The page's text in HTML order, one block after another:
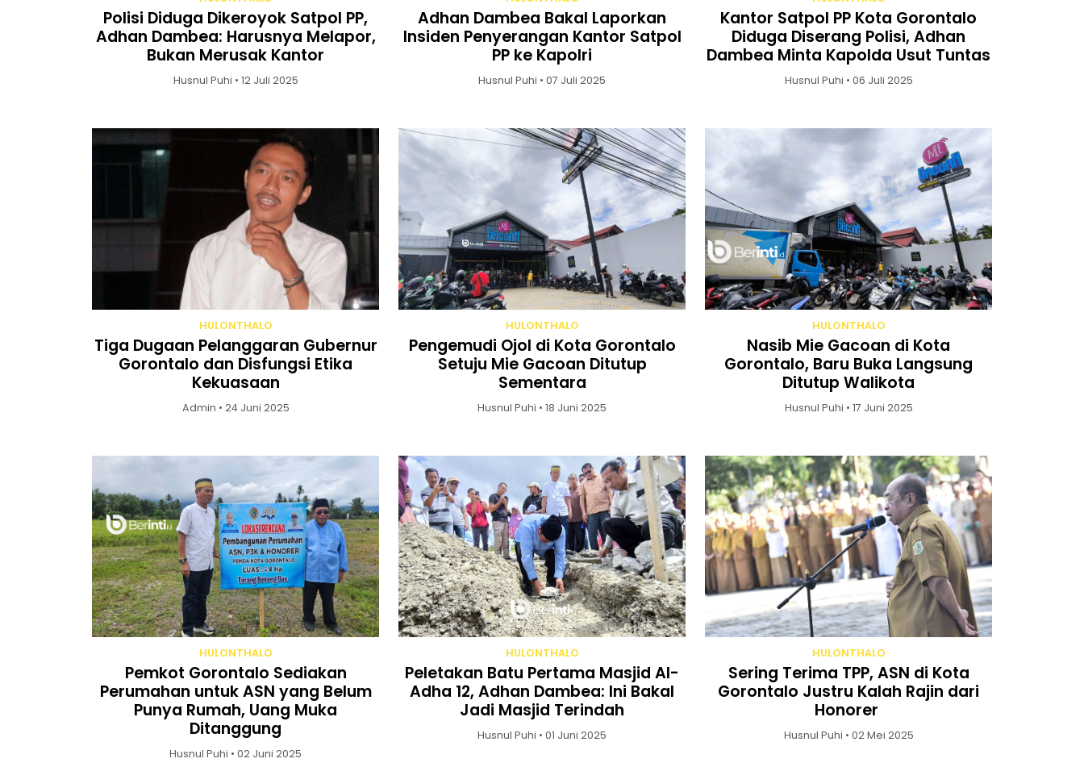
Polisi Diduga Dikeroyok Satpol PP,
Adhan Dambea: Harusnya Melapor,
Bukan Merusak Kantor
Husnul Puhi • 12 Juli 2025
Adhan Dambea Bakal Laporkan
Insiden Penyerangan Kantor Satpol
PP ke Kapolri
Husnul Puhi • 07 Juli 2025
Kantor Satpol PP Kota Gorontalo
Diduga Diserang Polisi, Adhan
Dambea Minta Kapolda Usut Tuntas
Husnul Puhi • 06 Juli 2025
HULONTHALO
Tiga Dugaan Pelanggaran Gubernur
Gorontalo dan Disfungsi Etika
Kekuasaan
Admin • 24 Juni 2025
HULONTHALO
Pengemudi Ojol di Kota Gorontalo
Setuju Mie Gacoan Ditutup
Sementara
Husnul Puhi • 18 Juni 2025
HULONTHALO
Nasib Mie Gacoan di Kota
Gorontalo, Baru Buka Langsung
Ditutup Walikota
Husnul Puhi • 17 Juni 2025
HULONTHALO
Pemkot Gorontalo Sediakan
Perumahan untuk ASN yang Belum
Punya Rumah, Uang Muka
Ditanggung
Husnul Puhi • 02 Juni 2025
HULONTHALO
Peletakan Batu Pertama Masjid Al-
Adha 12, Adhan Dambea: Ini Bakal
Jadi Masjid Terindah
Husnul Puhi • 01 Juni 2025
HULONTHALO
Sering Terima TPP, ASN di Kota
Gorontalo Justru Kalah Rajin dari
Honorer
Husnul Puhi • 02 Mei 2025